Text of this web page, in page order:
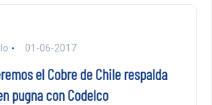
01-06-2017
el Cobre de Chile respalda
pugna con Codelco